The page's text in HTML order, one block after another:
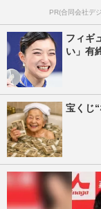
PR(合同会社デ
フィギ
い」有
宝くじ